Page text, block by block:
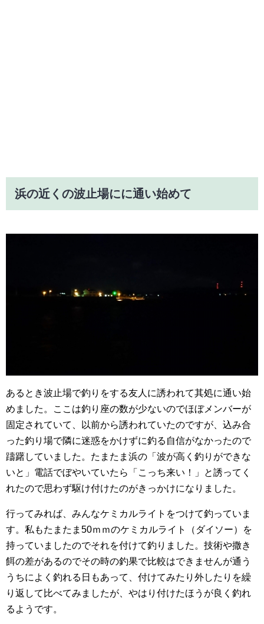
浜の近くの波止場にに通い始めて
あるとき波止場で釣りをする友人に誘われて其処に通い始
めました。ここは釣り座の数が少ないのでほぼメンバーが
固定されていて、以前から誘われていたのですが、込み合
った釣り場で隣に迷惑をかけずに釣る自信がなかったので
躊躇していました。たまたま浜の「波が高く釣りができな
いと」電話でぼやいていたら「こっち来い！」と誘ってく
れたので思わず駆け付けたのがきっかけになりました。
行ってみれば、みんなケミカルライトをつけて釣っていま
す。私もたまたま50ｍｍのケミカルライト（ダイソー）を
持っていましたのでそれを付けて釣りました。技術や撒き
餌の差があるのでその時の釣果で比較はできませんが通う
うちによく釣れる日もあって、付けてみたり外したりを繰
り返して比べてみましたが、やはり付けたほうが良く釣れ
るようです。